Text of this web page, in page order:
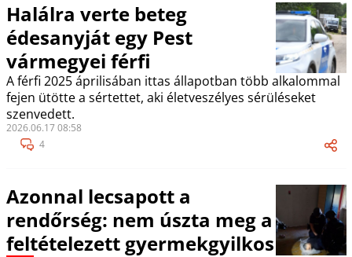
Halálra verte beteg
édesanyját egy Pest
vármegyei férfi
A férfi 2025 áprilisában ittas állapotban több alkalommal
fejen ütötte a sértettet, aki életveszélyes sérüléseket
szenvedett.
2026.06.17 08:58
4
Azonnal lecsapott a
rendőrség: nem úszta meg a
feltételezett gyermekgyilkos